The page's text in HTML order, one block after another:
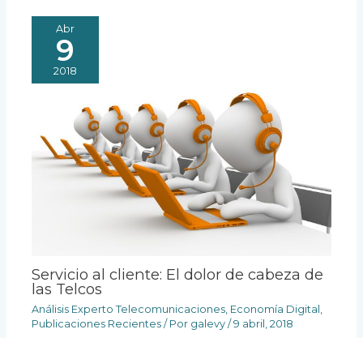
Abr
9
2018
Servicio al cliente: El dolor de cabeza de
las Telcos
Análisis Experto Telecomunicaciones Economía Digital
Publicaciones Recientes / Por galevy/9 abril, 2018